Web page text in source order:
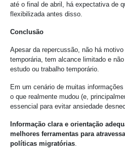
até o final de abril, há expectativa de
flexibilizada antes disso.
Conclusão
Apesar da repercussão, não há
temporária, tem alcance limitado e
estudo ou trabalho temporário.
Em um cenário de muitas
o que realmente mudou (e,
essencial para evitar ansiedade
Informação clara e orientação
melhores ferramentas para
políticas migratórias.